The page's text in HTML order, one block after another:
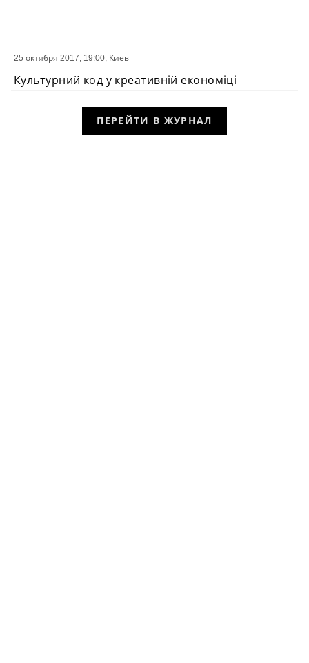
СОБЫТИЕ
25 октября 2017, 19:00, Киев
Культурний код у креативній економіці
ПЕРЕЙТИ В ЖУРНАЛ